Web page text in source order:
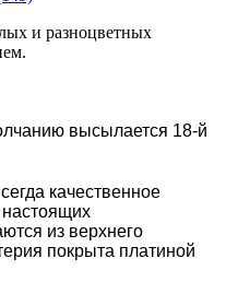
и разноцветных
высылается 18-й
качественное
из верхнего
покрыта платиной